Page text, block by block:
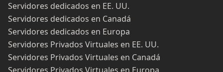
Servidores dedicados en EE. UU.
Servidores dedicados en Canadá
Servidores dedicados en Europa
Servidores Privados Virtuales en EE. UU.
Servidores Privados Virtuales en Canadá